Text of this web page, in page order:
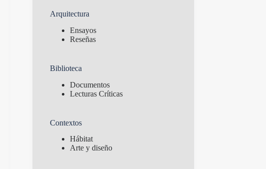
Arquitectura
Ensayos
Reseñas
Biblioteca
Documentos
Lecturas Críticas
Contextos
Hábitat
Arte y diseño